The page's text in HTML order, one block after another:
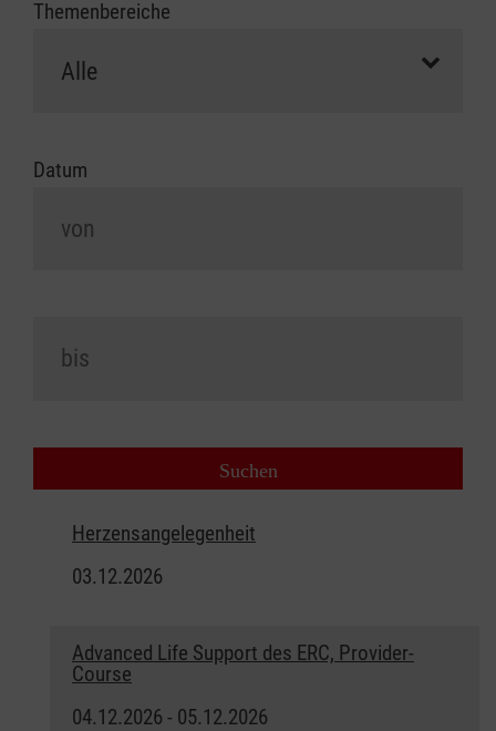
Themenbereiche
Datum
Herzensangelegenheit
03.12.2026
Advanced Life Support des ERC, Provider-
Course
04.12.2026 - 05.12.2026